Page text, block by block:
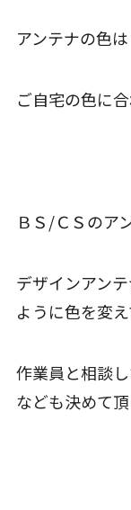
アンテナの色
ご自宅の色に
ＢＳ/ＣＳのア
デザインアン
ように色を変
作業員と相談
なども決めて